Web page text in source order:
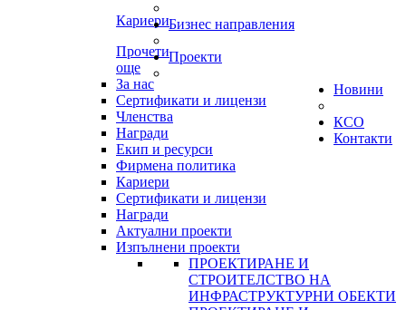
Кариери
Прочети
още
За нас
Сертификати и лицензи
Членства
Награди
Екип и ресурси
Фирмена политика
Кариери
Сертификати и лицензи
Награди
Бизнес направления
Проекти
Актуални проекти
Изпълнени проекти
ПРОЕКТИРАНЕ И
СТРОИТЕЛСТВО НА
ИНФРАСТРУКТУРНИ ОБЕКТИ
Новини
КСО
Контакти